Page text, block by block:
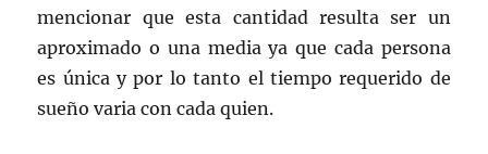
mencionar que esta cantidad resulta ser un
aproximado o una media ya que cada persona
es única y por lo tanto el tiempo requerido de
sueño varia con cada quien.